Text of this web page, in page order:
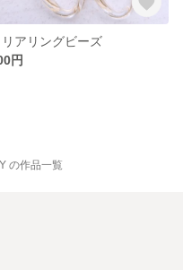
リアリングビーズ
円
の作品一覧